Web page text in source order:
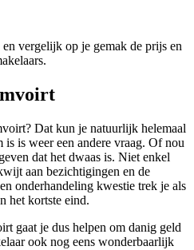
vergelijk op je gemak de prijs en
Dat kun je natuurlijk helemaal
is is weer een andere vraag. Of nou
dat het dwaas is. Niet enkel
aan bezichtigingen en de
onderhandeling kwestie trek je als
het kortste eind.
gaat je dus helpen om danig geld
ook nog eens wonderbaarlijk